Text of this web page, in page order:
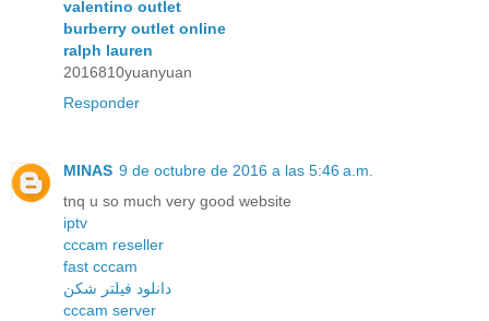
valentino outlet
burberry outlet online
ralph lauren
2016810yuanyuan
Responder
MINAS 9 de octubre de 2016 a las 5:46 a.m.
tnq u so much very good website
iptv
cccam reseller
fast cccam
دانلود فیلتر شکن
cccam server